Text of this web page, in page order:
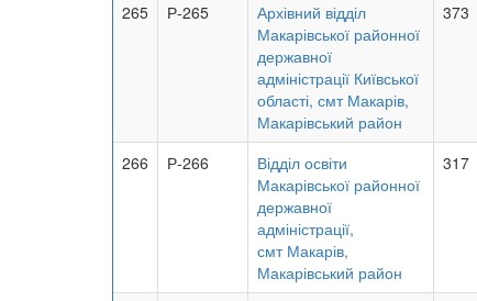
265 Р-265
Архівний відділ
Макарівської районної
державної
адміністрації Київської
області, смт Макарів,
Макарівський район
373
266 Р-266
Відділ освіти
Макарівської районної
державної
адміністрації,
смт Макарів,
Макарівський район
317